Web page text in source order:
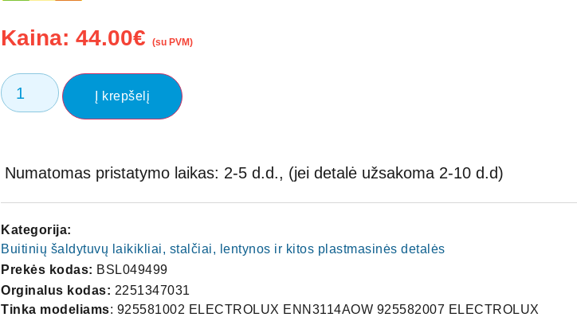
Kaina:44.00€ (su PVM)
Į krepšelį
Numatomas pristatymo laikas: 2-5 d.d., (jei detalė užsakoma 2-10 d.d)
Kategorija:
Buitinių šaldytuvų laikikliai, stalčiai, lentynos ir kitos plastmasinės detalės
Prekės kodas: BSL049499
Orginalus kodas: 2251347031
Tinka modeliams: 925581002 ELECTROLUX ENN3114AOW 925582007 ELECTROLUX